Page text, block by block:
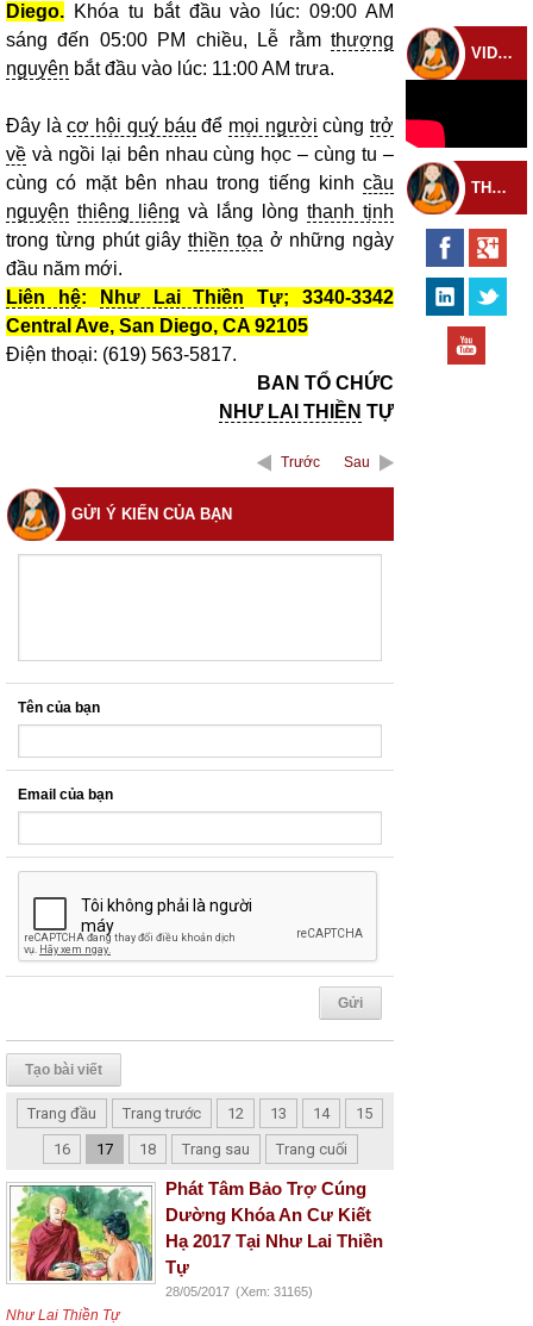
Diego. Khóa tu bắt đầu vào lúc: 09:00 AM
sáng đến 05:00 PM chiều, Lễ rằm thượng
nguyên bắt đầu vào lúc: 11:00 AM trưa.
Đây làcơ hội quý báu để mọi người cùngtrở
về và ngồi lại bên nhau cùng học – cùng tu –
cùng có mặt bên nhau trong tiếng kinh cầu
nguyện thiêng liêng và lắng lòng thanh tịnh
trong từng phút giây thiền tọa ở những ngày
đầu năm mới.
Liên hệ: Như Lai Thiền Tự; 3340-3342
Central Ave, San Diego, CA 92105
Điện thoại: (619) 563-5817.
BAN TỔ CHỨC
NHƯ LAI THIỀN TỰ
Trước Sau
GỬI Ý KIẾN CỦA BẠN
Tên của bạn
Email của bạn
Tạo bài viết
Trang đầu Trang trước 12 13 14
15
16
17 18 Trang sau Trang cuối
Phát Tâm Bảo Trợ Cúng
Dường Khóa An Cư Kiết
Hạ 2017 Tại Như Lai Thiền
Tự
28/05/2017 (Xem: 31165)
Như Lai Thiền Tự
VIDEO CHÙA
THEO DÕI THIỀN TỰ